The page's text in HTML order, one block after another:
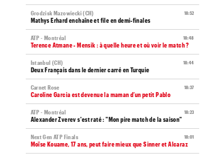
18:52
Grodzisk Mazowiecki (CH)
Mathys Erhard enchaîne et file en demi-finales
18:48
ATP - Montréal
Terence Atmane - Mensik : à quelle heure et où voir le match ?
18:44
Istanbul (CH)
Deux Français dans le dernier carré en Turquie
18:37
Carnet Rose
Caroline Garcia est devenue la maman d’un petit Pablo
18:23
ATP - Montréal
Alexander Zverev s'est raté : "Mon pire match de la saison"
18:01
Next Gen ATP Finals
Moïse Kouame, 17 ans, peut faire mieux que Sinner et Alcaraz